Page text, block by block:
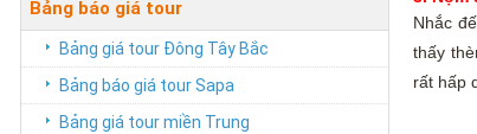
Bảng báo giá tour
Bảng giá tour Đông Tây Bắc
Bảng báo giá tour Sapa
Bảng giá tour miền Trung
Nhắc
thấy
rất hấp